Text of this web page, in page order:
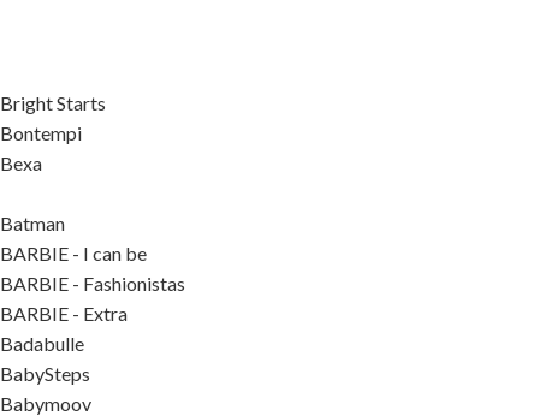
Bright Starts
Bontempi
Bexa
Batman
BARBIE - I can be
BARBIE - Fashionistas
BARBIE - Extra
Badabulle
BabySteps
Babymoov